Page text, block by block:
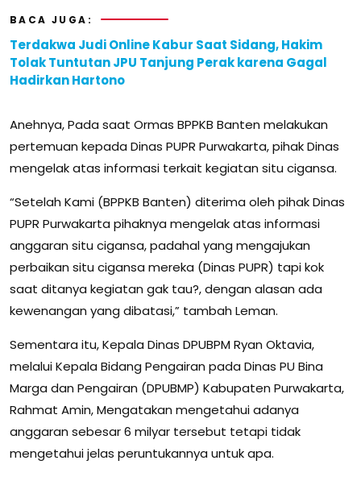
BACA JUGA:
Terdakwa Judi Online Kabur Saat Sidang, Hakim
Tolak Tuntutan JPU Tanjung Perak karena Gagal
Hadirkan Hartono
Anehnya, Pada saat Ormas BPPKB Banten melakukan
pertemuan kepada Dinas PUPR Purwakarta, pihak Dinas
mengelak atas informasi terkait kegiatan situ cigansa.
“Setelah Kami (BPPKB Banten) diterima oleh pihak Dinas
PUPR Purwakarta pihaknya mengelak atas informasi
anggaran situ cigansa, padahal yang mengajukan
perbaikan situ cigansa mereka (Dinas PUPR) tapi kok
saat ditanya kegiatan gak tau?, dengan alasan ada
kewenangan yang dibatasi,” tambah Leman.
Sementara itu, Kepala Dinas DPUBPM Ryan Oktavia,
melalui Kepala Bidang Pengairan pada Dinas PU Bina
Marga dan Pengairan (DPUBMP) Kabupaten Purwakarta,
Rahmat Amin, Mengatakan mengetahui adanya
anggaran sebesar 6 milyar tersebut tetapi tidak
mengetahui jelas peruntukannya untuk apa.